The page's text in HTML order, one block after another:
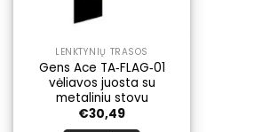
LENKTYNIŲ TRASOS
Gens Ace TA‑FLAG‑01
vėliavos juosta su
metaliniu stovu
€30,49